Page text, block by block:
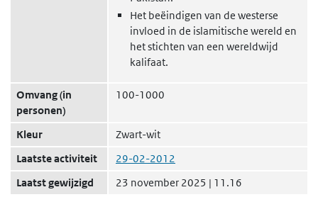
Het beëindigen van de westerse
invloed in de islamitische wereld en
het stichten van een wereldwijd
kalifaat.
Omvang (in
personen)
100-1000
Kleur
Zwart-wit
Laatste activiteit
29-02-2012
Laatst gewijzigd
23 november 2025 | 11.16